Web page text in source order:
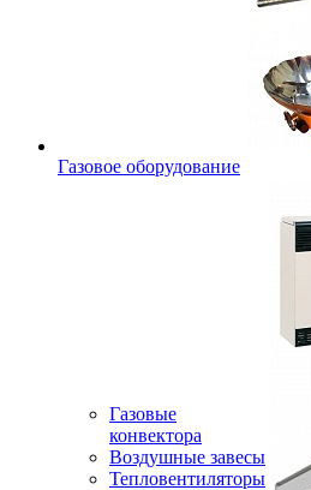
Газовое оборудование
Газовые
конвектора
Воздушные завесы
Тепловентиляторы